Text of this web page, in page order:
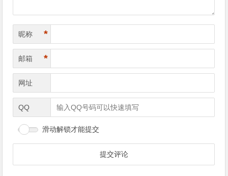
昵称 *
邮箱 *
网址
QQ
滑动解锁才能提交